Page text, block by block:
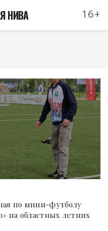
НИВА 16+
по мини-футболу
на областных летних